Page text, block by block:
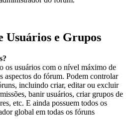
Usuários e Grupos
os usuários com o nível máximo de
aspectos do fórum. Podem controlar
incluindo criar, editar ou excluir
banir usuários, criar grupos de
etc. E ainda possuem todos os
global em todas os fóruns